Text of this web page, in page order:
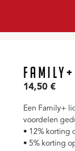
14,50 €
Een Family+
voordelen
• 12% korting
• 5% korting